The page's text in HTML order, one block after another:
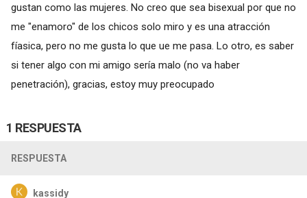
gustan como las mujeres. No creo que sea bisexual por que no
me "enamoro" de los chicos solo miro y es una atracción
fíasica, pero no me gusta lo que ue me pasa. Lo otro, es saber
si tener algo con mi amigo sería malo (no va haber
penetración), gracias, estoy muy preocupado
1 RESPUESTA
RESPUESTA
kassidy